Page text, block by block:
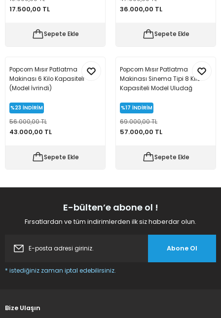
Makineleri
Mısır) Makinesi
Parça
Yedek Parça
17.500,00 TL
Sepete Ekle
36.000,00 TL
Sepete Ekle
Popcorn Mısır Patlatma
Makinası 6 Kilo Kapasiteli
(Model İvrindi)
%23 İNDİRİM
56.000,00 TL
43.000,00 TL
Sepete Ekle
Popcorn Mısır Patlatma
Makinası Sinema Tipi 8 Kilo
Kapasiteli Model Uludağ
%17 İNDİRİM
69.000,00 TL
57.000,00 TL
Sepete Ekle
E-bülten’e abone ol !
Fırsatlardan ve tüm indirimlerden ilk siz haberdar olun.
Abone Ol
* istediğiniz zaman iptal edebilirsiniz.
Bize Ulaşın